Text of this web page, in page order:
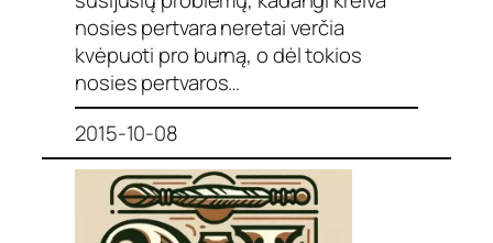
nosies pertvara neretai verčia
kvėpuoti pro burną, o dėl tokios
nosies pertvaros…
2015-10-08